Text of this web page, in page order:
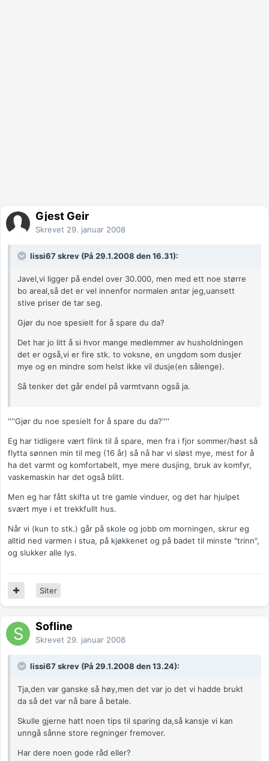
Gjest Geir
Skrevet 29. januar 2008
lissi67 skrev (På 29.1.2008 den 16.31):
Javel,vi ligger på endel over 30.000, men med ett noe større
bo areal,så det er vel innenfor normalen antar jeg,uansett
stive priser de tar seg.
Gjør du noe spesielt for å spare du da?
Det har jo litt å si hvor mange medlemmer av husholdningen
det er også,vi er fire stk. to voksne, en ungdom som dusjer
mye og en mindre som helst ikke vil dusje(en sålenge).
Så tenker det går endel på varmtvann også ja.
''''Gjør du noe spesielt for å spare du da?''''
Eg har tidligere vært flink til å spare, men fra i fjor sommer/høst så
flytta sønnen min til meg (16 år) så nå har vi sløst mye, mest for å
ha det varmt og komfortabelt, mye mere dusjing, bruk av komfyr,
vaskemaskin har det også blitt.
Men eg har fått skifta ut tre gamle vinduer, og det har hjulpet
svært mye i et trekkfullt hus.
Når vi (kun to stk.) går på skole og jobb om morningen, skrur eg
alltid ned varmen i stua, på kjøkkenet og på badet til minste "trinn",
og slukker alle lys.
Siter
Sofline
Skrevet 29. januar 2008
lissi67 skrev (På 29.1.2008 den 13.24):
Tja,den var ganske så høy,men det var jo det vi hadde brukt
da så det var nå bare å betale.
Skulle gjerne hatt noen tips til sparing da,så kansje vi kan
unngå sånne store regninger fremover.
Har dere noen gode råd eller?